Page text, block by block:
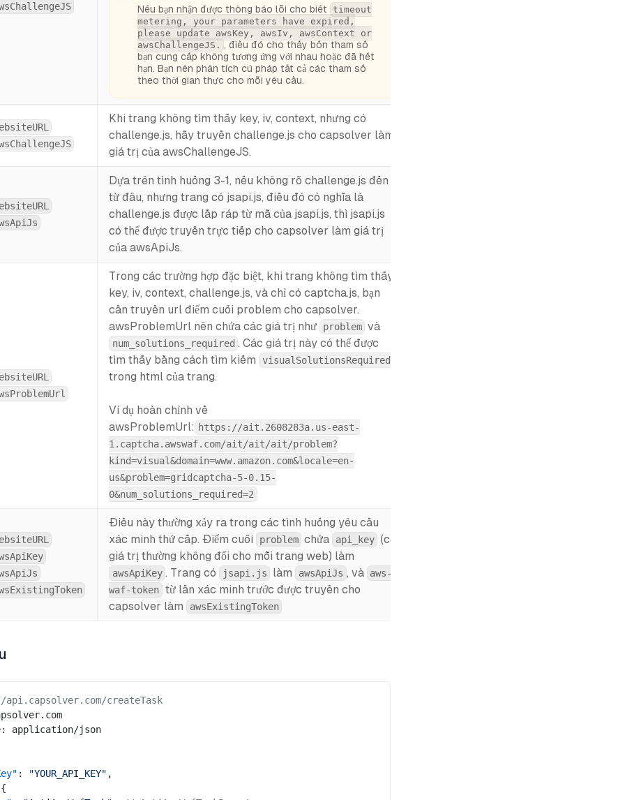
Nếu bạn nhận được thông báo lỗi cho biết
timeout
metering, your parameters have expired,
please update awsKey, awsIv, awsContext or
awsChallengeJS. , điều đó cho thấy bốn tham số
bạn cung cấp không tương ứng với nhau hoặc đã hết
hạn. Bạn nên phân tích cú pháp tất cả các tham số
theo thời gian thực cho mỗi yêu cầu.
Khi trang không tìm thấy key, iv, context, nhưng có
challenge.js, hãy truyền challenge.js cho capsolver làm
giá trị của awsChallengeJS.
Dựa trên tình huống 3-1, nếu không rõ challenge.js đến
từ đâu, nhưng trang có jsapi.js, điều đó có nghĩa là
challenge.js được lắp ráp từ mã của jsapi.js, thì jsapi.js
có thể được truyền trực tiếp cho capsolver làm giá trị
của awsApiJs.
Trong các trường hợp đặc biệt, khi trang không tìm thấy
key, iv, context, challenge.js, và chỉ có captcha.js, bạn
cần truyền url điểm cuối problem cho capsolver.
awsProblemUrl nên chứa các giá trị như
problem và
num_solutions_required . Các giá trị này có thể được
tìm thấy bằng cách tìm kiếm
visualSolutionsRequired
trong html của trang.
Ví dụ hoàn chỉnh về
awsProblemUrl: https://ait.2608283a.us-east-
1.captcha.awswaf.com/ait/ait/ait/problem?
kind=visual&domain=www.amazon.com&locale=en-
us&problem=gridcaptcha-5-0.15-
0&num_solutions_required=2
Điều này thường xảy ra trong các tình huống yêu cầu
xác minh thứ cấp. Điểm cuối
problem chứa api_key (có
giá trị thường không đổi cho mỗi trang web) làm
awsApiKey . Trang có jsapi.js làm awsApiJs , và aws-
waf-token từ lần xác minh trước được truyền cho
capsolver làm
awsExistingToken
api.capsolver.com/createTask
application/json
: "YOUR_API_KEY" ,